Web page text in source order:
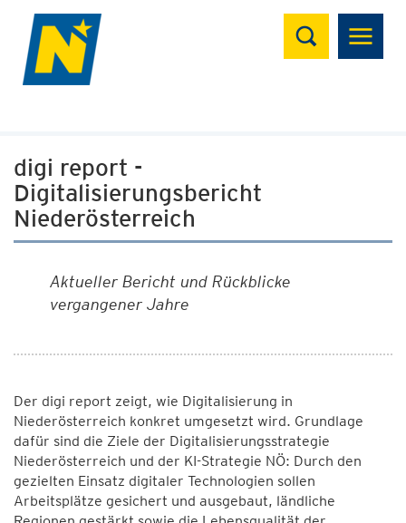
Suchen
digi report -
Digitalisierungsbericht
Niederösterreich
Aktueller Bericht und Rückblicke
vergangener Jahre
Der digi report zeigt, wie Digitalisierung in
Niederösterreich konkret umgesetzt wird. Grundlage
dafür sind die Ziele der Digitalisierungsstrategie
Niederösterreich und der KI-Strategie NÖ: Durch den
gezielten Einsatz digitaler Technologien sollen
Arbeitsplätze gesichert und ausgebaut, ländliche